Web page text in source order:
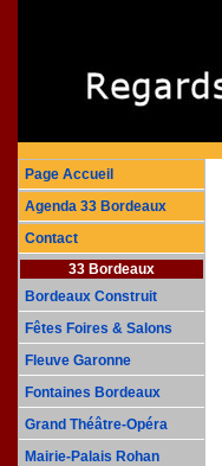
Page Accueil
Agenda 33 Bordeaux
Contact
33 Bordeaux
Bordeaux Construit
Fêtes Foires & Salons
Fleuve Garonne
Fontaines Bordeaux
Grand Théâtre-Opéra
Mairie-Palais Rohan